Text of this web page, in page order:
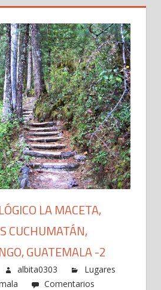
LA MACETA,
CUCHUMATÁN,
GUATEMALA -2
albita0303
Lugares
Comentarios